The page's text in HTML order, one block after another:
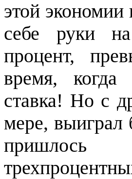
этой экономии
себе руки на
процент,
время, когда
ставка! Но с
мере, выиграл
пришлось